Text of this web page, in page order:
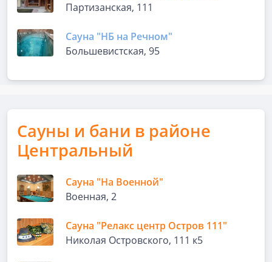
Партизанская, 111
Сауна "НБ на Речном"
Большевистская, 95
Сауны и бани в районе
Центральный
Сауна "На Военной"
Военная, 2
Сауна "Релакс центр Остров 111"
Николая Островского, 111 к5